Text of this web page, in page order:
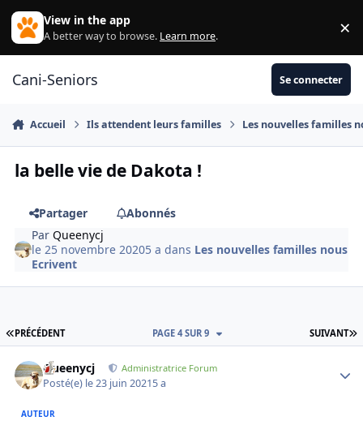
Aller au contenu
View in the app
A better way to browse. Learn more. ×
Cani-Seniors Se connecter
Accueil Ils attendent leurs familles Les nouvelles familles
la belle vie de Dakota !
Partager
Abonnés
ParQueenycj
le 25 novembre 20205 a dans Les nouvelles familles nous
Ecrivent
PREMIÈRE PAGE
PRÉCÉDENT SUIVANT
PAGE 4 SUR 9
Queenycj Administratrice Forum
Posté(e) le 23 juin 20215 a
AUTEUR